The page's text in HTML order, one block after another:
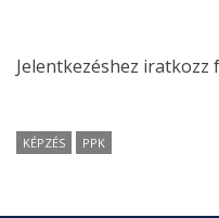
Jelentkezéshez
KÉPZÉS PPK